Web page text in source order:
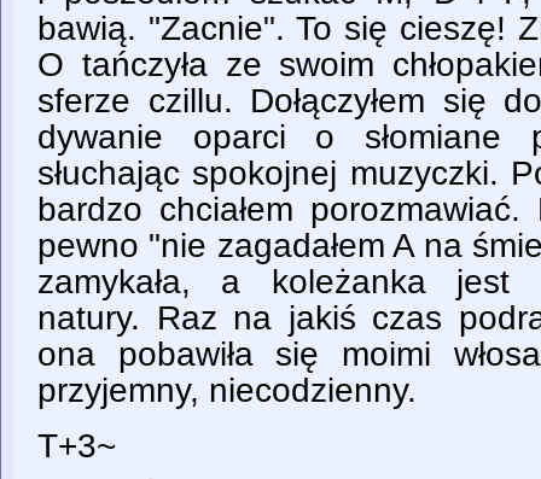
bawią. "Zacnie". To się cieszę!
O tańczyła ze swoim
sferze czillu. Dołączyłem się
dywanie oparci o słomiane
słuchając spokojnej muzyczki.
bardzo chciałem
pewno "nie zagadałem A na
zamykała, a koleżanka jest
natury. Raz na jakiś czas
ona pobawiła się moimi
przyjemny, niecodzienny.
T+3~